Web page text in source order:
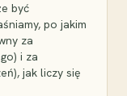
być
po jakim
za
i za
jak liczy się